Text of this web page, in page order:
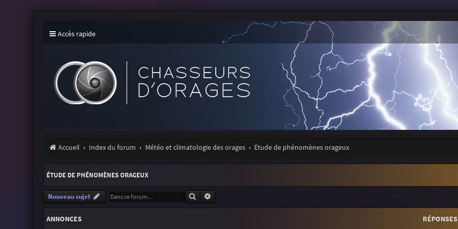
Accès rapide
Accueil Index du forum Météo et climatologie des orages Étude de phénomènes orageux
ÉTUDE DE PHÉNOMÈNES ORAGEUX
Nouveau sujet Rechercher
ANNONCES RÉPONSES